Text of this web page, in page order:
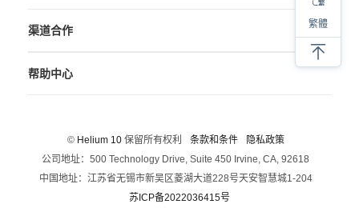
渠道合作
帮助中心
© Helium 10保留所有权利 条款和条件
隐私政策
公司地址：500 Technology Drive, Suite 450 Irvine, CA, 92618
中国地址：江苏省无锡市新吴区菱湖大道228号天安智慧城1-204
苏ICP备2022036415号
繁體